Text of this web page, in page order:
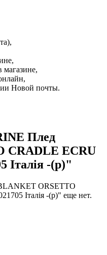
магазине,
Новой почты.
Плед
CRADLE ECRU
Італія -(р)"
ORSETTO
Італія -(р)" еще нет.